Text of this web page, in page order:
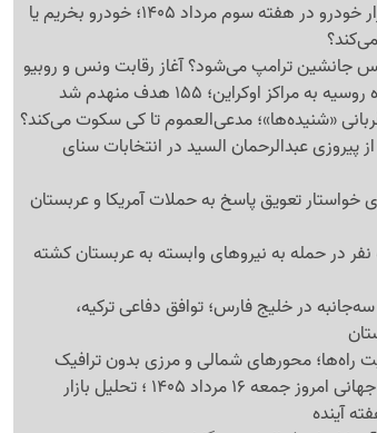
پیش‌بینی بازار خودرو در هفته سوم مرداد 1405؛ خودرو بخریم یا
جانشین ترامپ می‌شود؟ آغاز رقابت ونس و روبیو
مراکز اوکراین؛ 155 هدف منهدم شد
«شنیده‌ها»؛ مدعی‌العموم تا کی سکوت می‌کند؟
پیروزی عبدالرحمان السید در انتخابات سنای
خواستار تعویق پاسخ به حملات آمریکا و عربستان
انصارالله:58 نفر در حمله به نیروهای وابسته به عربستان کشته
در خلیج فارس؛ توافق دفاعی ترکیه،
راه‌ها؛ محورهای شمالی و مرزی بدون ترافیک
قیمت طلای جهانی امروز جمعه 16 مرداد 1405 ؛ تحلیل بازار
آینده